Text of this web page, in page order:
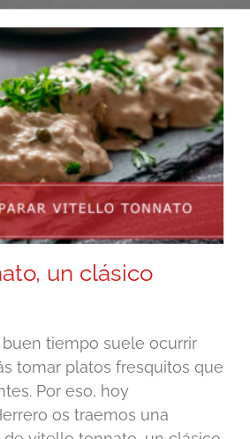
un clásico
tiempo suele ocurrir
tomar platos fresquitos que
Por eso, hoy
os traemos una